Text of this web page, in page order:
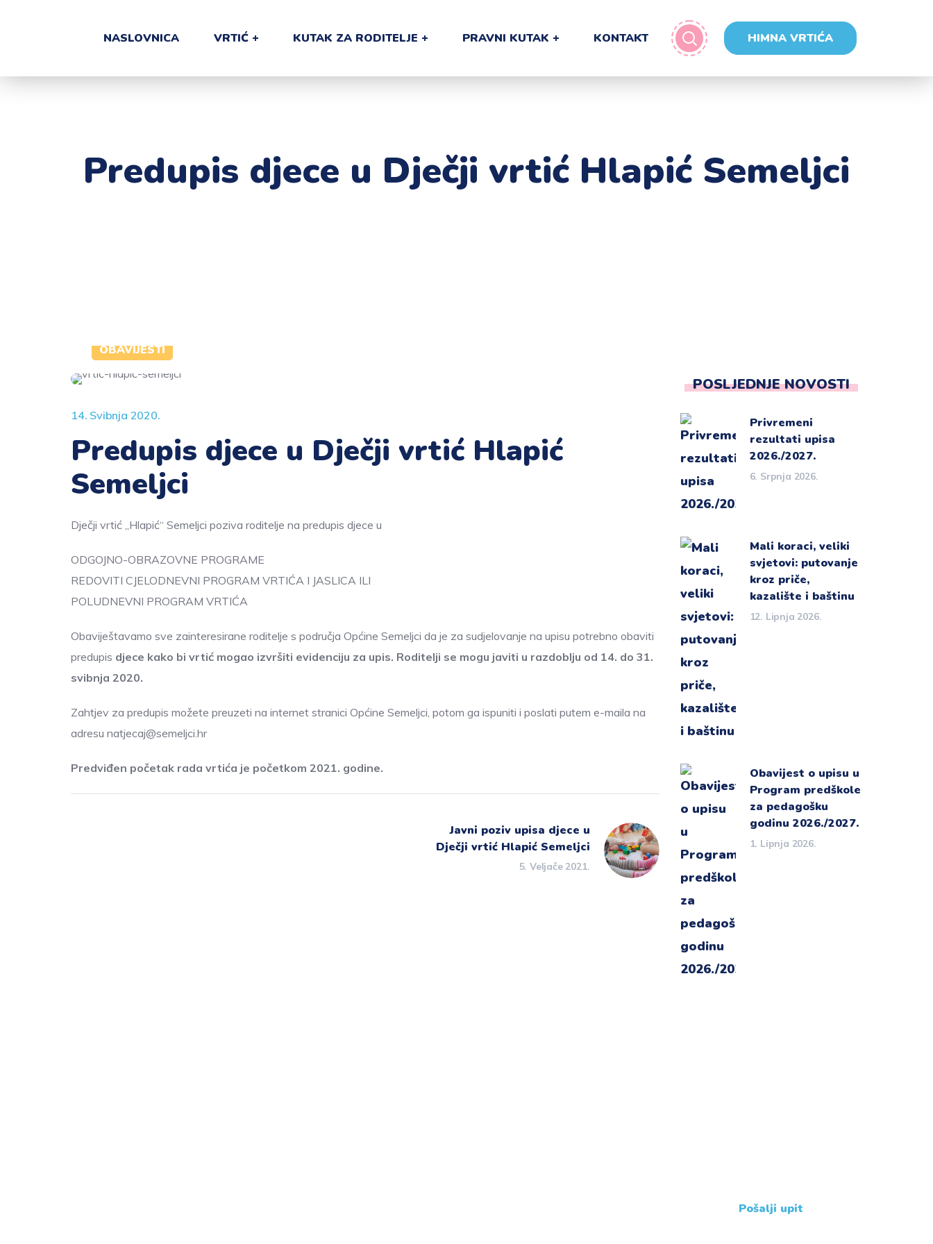
NASLOVNICA VRTIĆ KUTAK ZA RODITELJE PRAVNI KUTAK KONTAKT HIMNA VRTIĆA
Predupis djece u Dječji vrtić Hlapić Semeljci
OBAVIJESTI
14. Svibnja 2020.
Predupis djece u Dječji vrtić Hlapić
Semeljci
Dječji vrtić „Hlapić“ Semeljci poziva roditelje na predupis djece u
ODGOJNO-OBRAZOVNE PROGRAME
REDOVITI CJELODNEVNI PROGRAM VRTIĆA I JASLICA ILI
POLUDNEVNI PROGRAM VRTIĆA
Obaviještavamo sve zainteresirane roditelje s područja Općine Semeljci da je za sudjelovanje na upisu potrebno obaviti
predupis djece kako bi vrtić mogao izvršiti evidenciju za upis. Roditelji se mogu javiti u razdoblju od 14. do 31.
svibnja 2020.
Zahtjev za predupis možete preuzeti na internet stranici Općine Semeljci, potom ga ispuniti i poslati putem e-maila na
adresu natjecaj@semeljci.hr
Predviđen početak rada vrtića je početkom 2021. godine.
Javni poziv upisa djece u
Dječji vrtić Hlapić Semeljci
5. Veljače 2021.
POSLJEDNJE NOVOSTI
Privremeni
rezultati upisa
2026./2027.
6. Srpnja 2026.
Mali koraci, veliki
svjetovi: putovanje
kroz priče,
kazalište i baštinu
12. Lipnja 2026.
Obavijest o upisu u
Program predškole
za pedagošku
godinu 2026./2027.
1. Lipnja 2026.
Pošalji upit